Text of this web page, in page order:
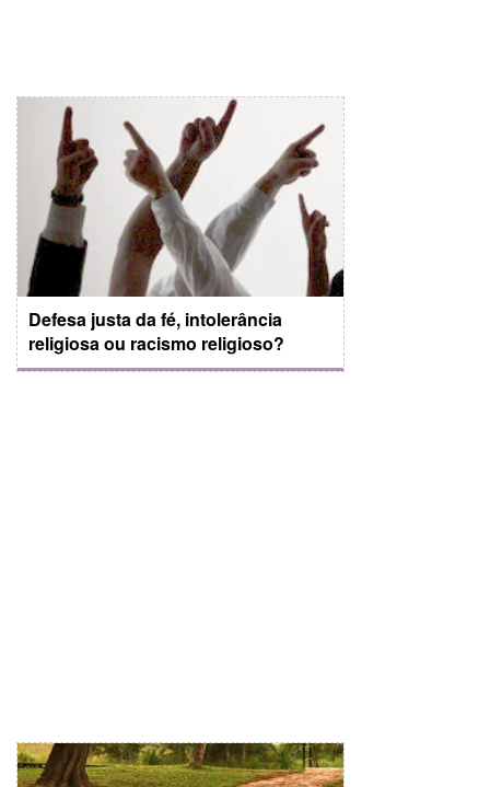
Defesa justa da fé, intolerância
religiosa ou racismo religioso?